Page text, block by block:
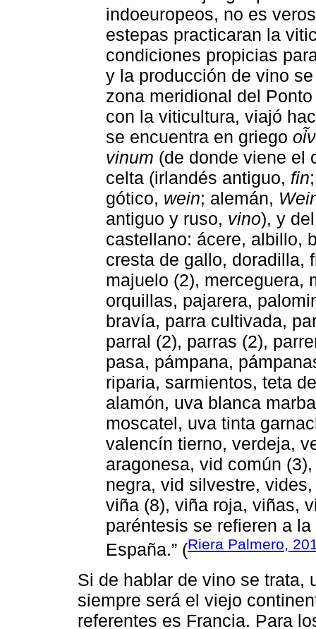
indoeuropeos, no es
estepas practicaran la
condiciones propicias
y la producción de vino
zona meridional del
con la viticultura, viajó
se encuentra en griego
vinum (de donde viene el
celta (irlandés antiguo, fin
gótico, wein; alemán,
antiguo y ruso, vino), y
castellano: ácere, albillo,
cresta de gallo, doradilla,
majuelo (2), merceguera,
orquillas, pajarera,
bravía, parra cultivada,
parral (2), parras (2),
pasa, pámpana,
riparia, sarmientos, teta
alamón, uva blanca
moscatel, uva tinta
valencín tierno, verdeja,
aragonesa, vid común
negra, vid silvestre,
viña (8), viña roja, viñas,
paréntesis se refieren a
España.” (Riera Palmero,
Si de hablar de vino se trata,
siempre será el viejo
referentes es Francia. Para